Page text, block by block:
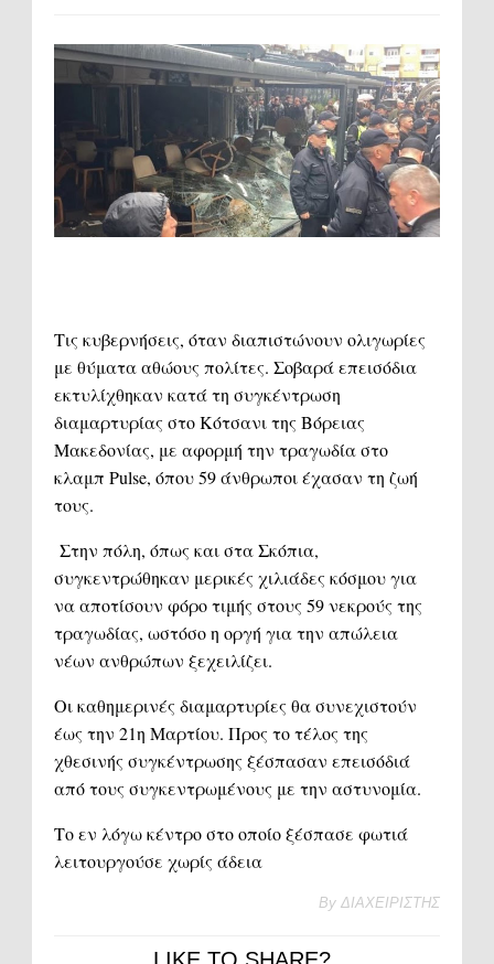
Τις κυβερνήσεις, όταν διαπιστώνουν ολιγωρίες
με θύματα αθώους πολίτες. Σοβαρά επεισόδια
εκτυλίχθηκαν κατά τη συγκέντρωση
διαμαρτυρίας στο Κότσανι της Βόρειας
Μακεδονίας, με αφορμή την τραγωδία στο
κλαμπ Pulse, όπου 59 άνθρωποι έχασαν τη ζωή
τους.
Στην πόλη, όπως και στα Σκόπια,
συγκεντρώθηκαν μερικές χιλιάδες κόσμου για
να αποτίσουν φόρο τιμής στους 59 νεκρούς της
τραγωδίας, ωστόσο η οργή για την απώλεια
νέων ανθρώπων ξεχειλίζει.
Οι καθημερινές διαμαρτυρίες θα συνεχιστούν
έως την 21η Μαρτίου. Προς το τέλος της
χθεσινής συγκέντρωσης ξέσπασαν επεισόδιά
από τους συγκεντρωμένους με την αστυνομία.
Το εν λόγω κέντρο στο οποίο ξέσπασε φωτιά
λειτουργούσε χωρίς άδεια
By ΔΙΑΧΕΙΡΙΣΤΗΣ